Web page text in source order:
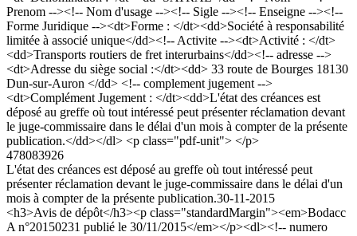
Prenom --><!-- Nom d'usage --><!-- Sigle --><!-- Enseigne --><!--
Forme Juridique --><dt>Forme : </dt><dd>Société à responsabilité
limitée à associé unique</dd><!-- Activite --><dt>Activité : </dt>
<dd>Transports routiers de fret interurbains</dd><!-- adresse -->
<dt>Adresse du siège social :</dt><dd> 33 route de Bourges 18130
Dun-sur-Auron </dd> <!-- complement jugement -->
<dt>Complément Jugement : </dt><dd>L'état des créances est
déposé au greffe où tout intéressé peut présenter réclamation devant
le juge-commissaire dans le délai d'un mois à compter de la présente
publication.</dd></dl> <p class="pdf-unit"> </p>
478083926
L'état des créances est déposé au greffe où tout intéressé peut
présenter réclamation devant le juge-commissaire dans le délai d'un
mois à compter de la présente publication.30-11-2015
<h3>Avis de dépôt</h3><p class="standardMargin"><em>Bodacc
A n°20150231 publié le 30/11/2015</em></p><dl><!-- numero